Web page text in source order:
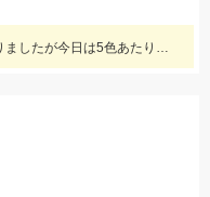
先週はまったく当たりもなく終わりましたが今日は5色あたりで釣れました。ちょい投げではまだ難しいですがそろそろきてます！